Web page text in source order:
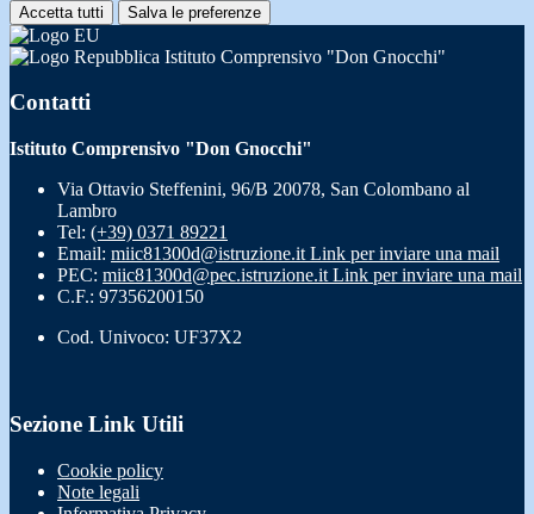
Accetta tutti Salva le preferenze
Istituto Comprensivo "Don Gnocchi"
Contatti
Istituto Comprensivo "Don Gnocchi"
Via Ottavio Steffenini, 96/B 20078, San Colombano al
Lambro
Tel: (+39) 0371 89221
Email: miic81300d@istruzione.it Link per inviare una mail
PEC: miic81300d@pec.istruzione.it Link per inviare una mail
C.F.: 97356200150
Cod. Univoco: UF37X2
Sezione Link Utili
Cookie policy
Note legali